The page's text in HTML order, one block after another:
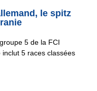
le spitz
5 de la FCI
5 races classées